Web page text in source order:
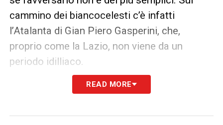
cammino dei biancocelesti c’è infatti
l’Atalanta di Gian Piero Gasperini, che,
proprio come la Lazio, non viene da un
periodo idilliaco.
I biancocelesti dovranno prestare attenzione
derby in programma nella giornata
READ MORE